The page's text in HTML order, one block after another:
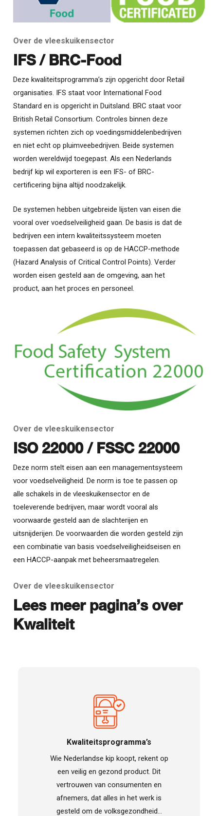
Over de vleeskuikensector
IFS / BRC-Food
Deze kwaliteitsprogramma’s zijn opgericht door Retail
organisaties. IFS staat voor International Food
Standard en is opgericht in Duitsland. BRC staat voor
British Retail Consortium. Controles binnen deze
systemen richten zich op voedingsmiddelenbedrijven
en niet echt op pluimveebedrijven. Beide systemen
worden wereldwijd toegepast. Als een Nederlands
bedrijf kip wil exporteren is een IFS- of BRC-
certificering bijna altijd noodzakelijk.
De systemen hebben uitgebreide lijsten van eisen die
vooral over voedselveiligheid gaan. De basis is dat de
bedrijven een intern kwaliteitssysteem moeten
toepassen dat gebaseerd is op de HACCP-methode
(Hazard Analysis of Critical Control Points). Verder
worden eisen gesteld aan de omgeving, aan het
product, aan het proces en personeel.
Over de vleeskuikensector
ISO 22000 / FSSC 22000
Deze norm stelt eisen aan een managementsysteem
voor voedselveiligheid. De norm is toe te passen op
alle schakels in de vleeskuikensector en de
toeleverende bedrijven, maar wordt vooral als
voorwaarde gesteld aan de slachterijen en
uitsnijderijen. De voorwaarden die worden gesteld zijn
een combinatie van basis voedselveiligheidseisen en
een HACCP-aanpak met beheersmaatregelen.
Over de vleeskuikensector
Lees meer pagina’s over
Kwaliteit
Kwaliteitsprogramma’s
Nederlandse kip koopt, rekent op
een veilig en gezond product. Dit
vertrouwen van consumenten en
afnemers, dat alles in het werk is
gesteld om de volksgezondheid…